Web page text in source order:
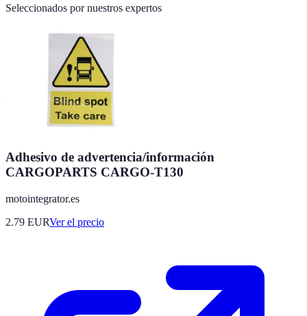
Seleccionados por nuestros expertos
Adhesivo de advertencia/información
CARGOPARTS CARGO-T130
motointegrator.es
2.79 EURVer el precio